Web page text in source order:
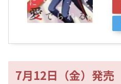
7月12日（金）発売